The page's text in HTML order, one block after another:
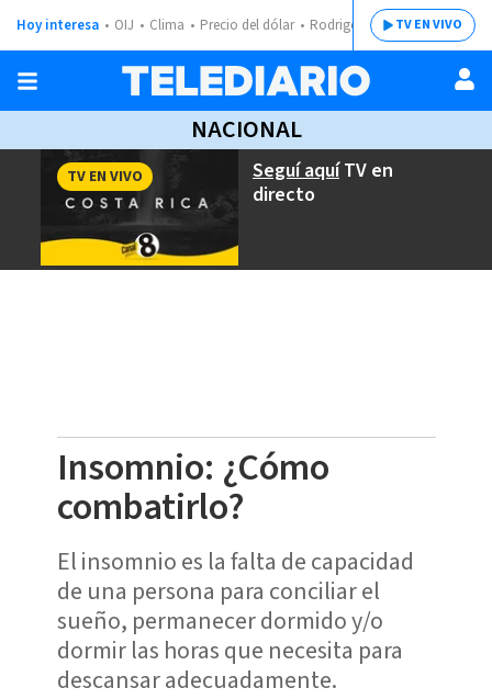
Hoy interesa OIJ Clima Precio del dólar Rodrigo ChavesTV EN VIVO
NACIONAL
Seguí aquíTV en
directo
TV EN VIVO
Insomnio: ¿Cómo
combatirlo?
El insomnio es la falta de capacidad
de una persona para conciliar el
sueño, permanecer dormido y/o
dormir las horas que necesita para
descansar adecuadamente.